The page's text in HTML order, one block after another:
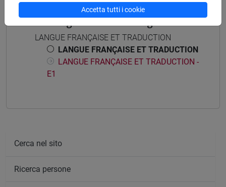
Struttura generale dell'insegnamento
LANGUE FRANÇAISE ET TRADUCTION
LANGUE FRANÇAISE ET TRADUCTION
LANGUE FRANÇAISE ET TRADUCTION -
E1
Cerca nel sito
Ricerca persone
Accetta tutti i cookie